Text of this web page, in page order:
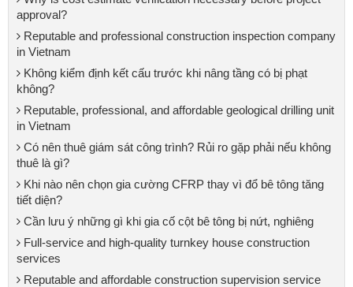
approval?
Reputable and professional construction inspection company
in Vietnam
Không kiểm định kết cấu trước khi nâng tầng có bị phạt
không?
Reputable, professional, and affordable geological drilling unit
in Vietnam
Có nên thuê giám sát công trình? Rủi ro gặp phải nếu không
thuê là gì?
Khi nào nên chọn gia cường CFRP thay vì đổ bê tông tăng
tiết diện?
Cần lưu ý những gì khi gia cố cột bê tông bị nứt, nghiêng
Full-service and high-quality turnkey house construction
services
Reputable and affordable construction supervision service